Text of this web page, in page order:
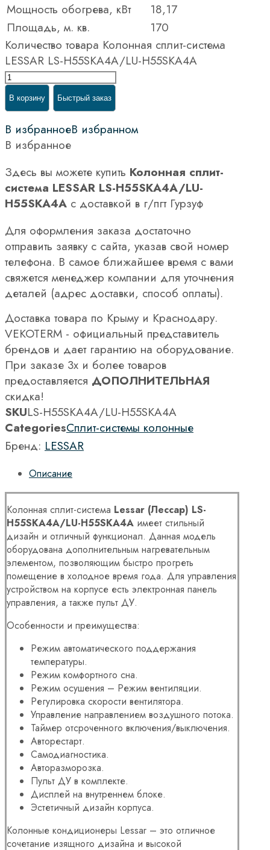
Мощность обогрева, кВт
18,17
Площадь, м. кв.
170
Количество товара Колонная сплит-система
LESSAR LS-H55SKA4A/LU-H55SKA4A
В корзину Быстрый заказ
В избранноеВ избранном
В избранное
Здесь вы можете купить Колонная сплит-
система LESSAR LS-H55SKA4A/LU-
H55SKA4A с доставкой в г/пгт Гурзуф
Для оформления заказа достаточно
отправить заявку с сайта, указав свой номер
телефона. В самое ближайшее время с вами
свяжется менеджер компании для уточнения
деталей (адрес доставки, способ оплаты).
Доставка товара по Крыму и Краснодару.
VEKOTERM - официальный представитель
брендов и дает гарантию на оборудование.
При заказе 3х и более товаров
предоставляется ДОПОЛНИТЕЛЬНАЯ
скидка!
SKULS-H55SKA4A/LU-H55SKA4A
CategoriesСплит-системы колонные
Бренд: LESSAR
Описание
Колонная сплит-система Lessar (Лессар) LS-
H55SKA4A/LU-H55SKA4A имеет стильный
дизайн и отличный функционал. Данная модель
оборудована дополнительным нагревательным
элементом, позволяющим быстро прогреть
помещение в холодное время года. Для управления
устройством на корпусе есть электронная панель
управления, а также пульт ДУ.
Особенности и преимущества:
Режим автоматического поддержания
температуры.
Режим комфортного сна.
Режим осушения – Режим вентиляции.
Регулировка скорости вентилятора.
Управление направлением воздушного потока.
Таймер отсроченного включения/выключения.
Авторестарт.
Самодиагностика.
Авторазморозка.
Пульт ДУ в комплекте.
Дисплей на внутреннем блоке.
Эстетичный дизайн корпуса.
Колонные кондиционеры Lessar – это отличное
сочетание изящного дизайна и высокой